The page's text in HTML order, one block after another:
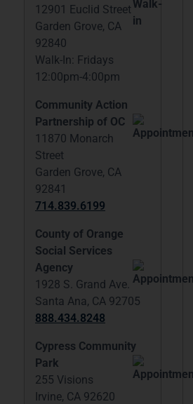
12901 Euclid Street
Garden Grove, CA
92840
Walk-In: Fridays
12:00pm-4:00pm
Community Action
Partnership of OC
11870 Monarch
Street
Garden Grove, CA
92841
714.839.6199
County of Orange
Social Services
Agency
1928 S. Grand Ave.
Santa Ana, CA 92705
888.434.8248
Cypress Community
Park
255 Visions
Irvine, CA 92620